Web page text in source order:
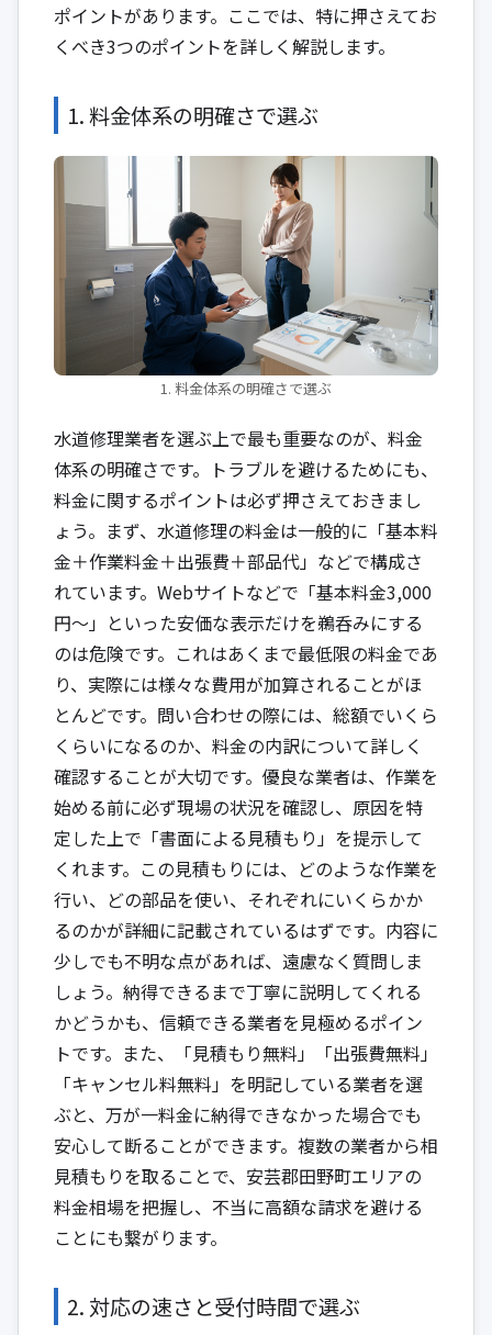
ポイントがあります。ここでは、特に押さえてお
くべき3つのポイントを詳しく解説します。
1. 料金体系の明確さで選ぶ
1. 料金体系の明確さで選ぶ
水道修理業者を選ぶ上で最も重要なのが、料金
体系の明確さです。トラブルを避けるためにも、
料金に関するポイントは必ず押さえておきまし
ょう。まず、水道修理の料金は一般的に「基本料
金＋作業料金＋出張費＋部品代」などで構成さ
れています。Webサイトなどで「基本料金3,000
円～」といった安価な表示だけを鵜呑みにする
のは危険です。これはあくまで最低限の料金であ
り、実際には様々な費用が加算されることがほ
とんどです。問い合わせの際には、総額でいくら
くらいになるのか、料金の内訳について詳しく
確認することが大切です。優良な業者は、作業を
始める前に必ず現場の状況を確認し、原因を特
定した上で「書面による見積もり」を提示して
くれます。この見積もりには、どのような作業を
行い、どの部品を使い、それぞれにいくらかか
るのかが詳細に記載されているはずです。内容に
少しでも不明な点があれば、遠慮なく質問しま
しょう。納得できるまで丁寧に説明してくれる
かどうかも、信頼できる業者を見極めるポイン
トです。また、「見積もり無料」「出張費無料」
「キャンセル料無料」を明記している業者を選
ぶと、万が一料金に納得できなかった場合でも
安心して断ることができます。複数の業者から相
見積もりを取ることで、安芸郡田野町エリアの
料金相場を把握し、不当に高額な請求を避ける
ことにも繋がります。
2. 対応の速さと受付時間で選ぶ